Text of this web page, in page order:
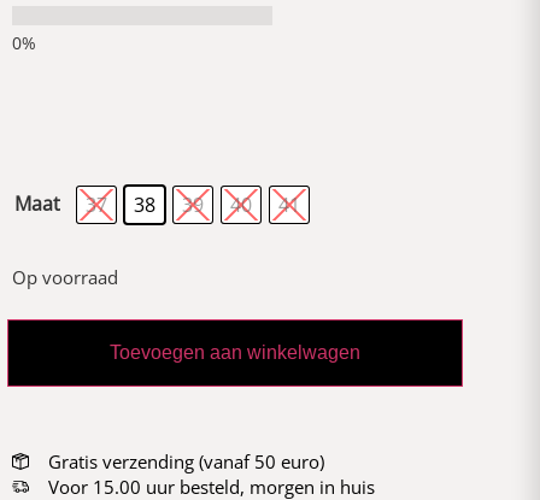
Maat 37 38 39 40 41
Op voorraad
Toevoegen aan winkelwagen
Gratis verzending (vanaf 50 euro)
Voor 15.00 uur besteld, morgen in huis